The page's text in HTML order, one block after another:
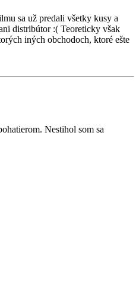
sa už predali všetky kusy a
distribútor :( Teoreticky však
iných obchodoch, ktoré ešte
Nestihol som sa